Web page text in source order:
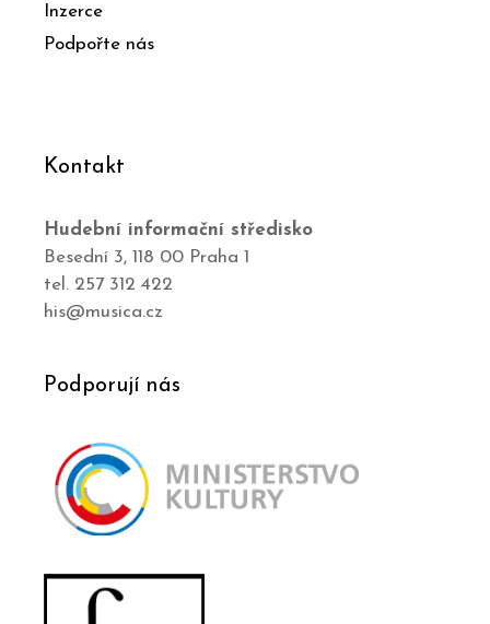
Inzerce
Podpořte nás
Kontakt
Hudební informační středisko
Besední 3, 118 00 Praha 1
tel. 257 312 422
his@musica.cz
Podporují nás